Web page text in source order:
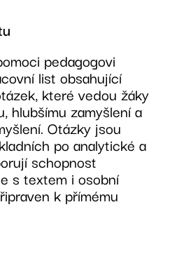
pedagogovi
list obsahující
které vedou žáky
hlubšímu zamyšlení a
Otázky jsou
po analytické a
schopnost
s textem i osobní
k přímému